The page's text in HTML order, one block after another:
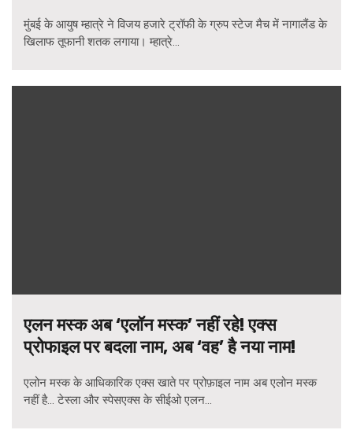
मुंबई के आयुष म्हात्रे ने विजय हजारे ट्रॉफी के ग्रुप स्टेज मैच में नागालैंड के
खिलाफ तूफानी शतक लगाया। म्हात्रे...
एलन मस्क अब ‘एलॉन मस्क’ नहीं रहे! एक्स
प्रोफाइल पर बदला नाम, अब ‘वह’ है नया नाम!
एलोन मस्क के आधिकारिक एक्स खाते पर प्रोफ़ाइल नाम अब एलोन मस्क
नहीं है... टेस्ला और स्पेसएक्स के सीईओ एलन...